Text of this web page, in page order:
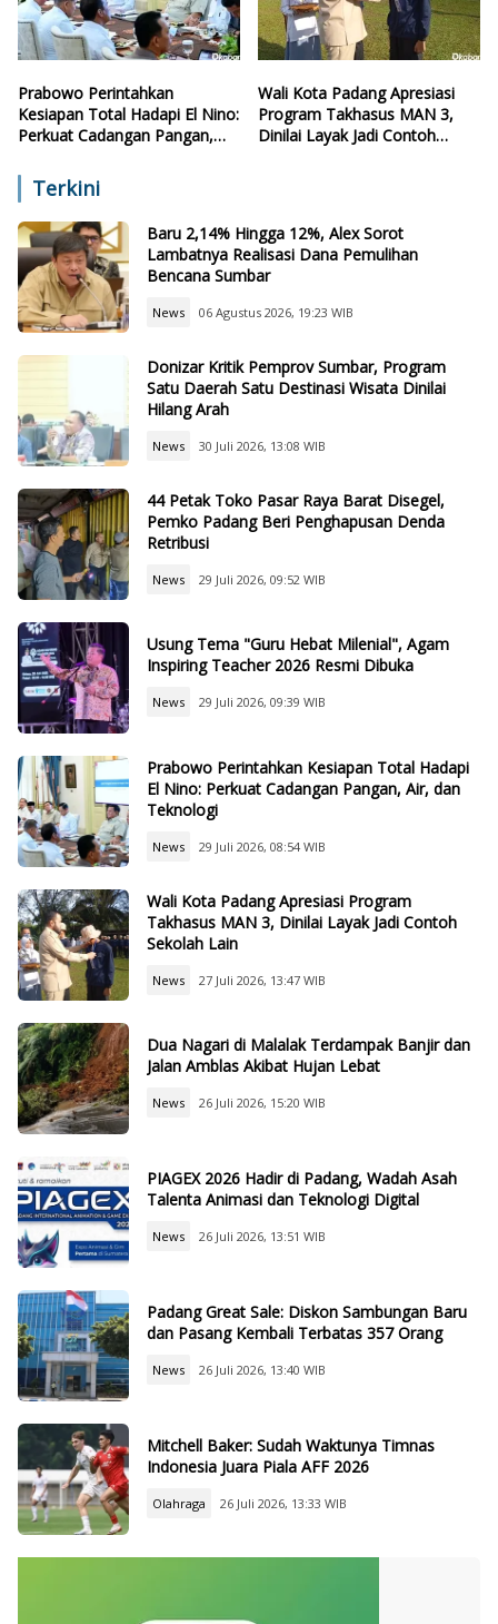
Prabowo Perintahkan
Kesiapan Total Hadapi El Nino:
Perkuat Cadangan Pangan,
Wali Kota Padang Apresiasi
Program Takhasus MAN 3,
Dinilai Layak Jadi Contoh
Terkini
Baru 2,14% Hingga 12%, Alex Sorot
Lambatnya Realisasi Dana Pemulihan
Bencana Sumbar
News 06 Agustus 2026, 19:23 WIB
Donizar Kritik Pemprov Sumbar, Program
Satu Daerah Satu Destinasi Wisata Dinilai
Hilang Arah
News 30 Juli 2026, 13:08 WIB
44 Petak Toko Pasar Raya Barat Disegel,
Pemko Padang Beri Penghapusan Denda
Retribusi
News 29 Juli 2026, 09:52 WIB
Usung Tema "Guru Hebat Milenial", Agam
Inspiring Teacher 2026 Resmi Dibuka
News 29 Juli 2026, 09:39 WIB
Prabowo Perintahkan Kesiapan Total Hadapi
El Nino: Perkuat Cadangan Pangan, Air, dan
Teknologi
News 29 Juli 2026, 08:54 WIB
Wali Kota Padang Apresiasi Program
Takhasus MAN 3, Dinilai Layak Jadi Contoh
Sekolah Lain
News 27 Juli 2026, 13:47 WIB
Dua Nagari di Malalak Terdampak Banjir dan
Jalan Amblas Akibat Hujan Lebat
News 26 Juli 2026, 15:20 WIB
PIAGEX 2026 Hadir di Padang, Wadah Asah
Talenta Animasi dan Teknologi Digital
News 26 Juli 2026, 13:51 WIB
Padang Great Sale: Diskon Sambungan Baru
dan Pasang Kembali Terbatas 357 Orang
News 26 Juli 2026, 13:40 WIB
Mitchell Baker: Sudah Waktunya Timnas
Indonesia Juara Piala AFF 2026
Olahraga 26 Juli 2026, 13:33 WIB